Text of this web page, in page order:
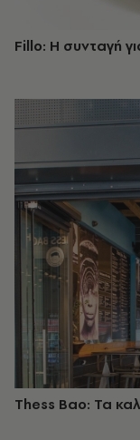
Fillo: Η συνταγή
Thess Bao: Τα